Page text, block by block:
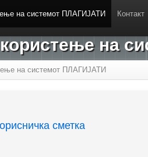
на системот ПЛАГИЈАТИ Контакт
користење на
на системот ПЛАГИЈАТИ
сметка